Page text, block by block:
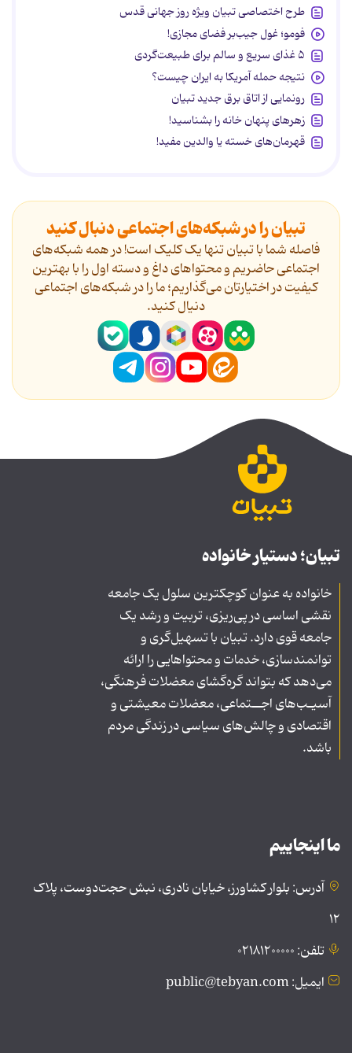
طرح اختصاصی تبیان ویژه روز جهانی قدس
فومو؛ غول جیب‌بر فضای مجازی!
۵ غذای سریع و سالم برای طبیعت‌گردی
نتیجه حمله آمریکا به ایران چیست؟
رونمایی از اتاق برق جدید تبیان
زهرهای پنهان خانه را بشناسید!
قهرمان‌های خسته یا والدین مفید!
تبیان را در شبکه‌های اجتماعی دنبال کنید
فاصله شما با تبیان تنها یک کلیک است! در همه شبکه‌های
اجتماعی حاضریم و محتواهای داغ و دسته اول را با بهترین
کیفیت در اختیارتان می‌گذاریم؛ ما را در شبکه‌های اجتماعی
دنیال کنید.
تبیان؛ دستیار خانواده
خانواده به عنوان کوچکترین سلول یک جامعه
نقشی اساسی در پی‌ریزی، تربیت و رشد یک
جامعه قوی دارد. تبیان با تسهیل‌گری و
توانمندسازی، خدمات و محتواهایی را ارائه
می‌دهد که بتواند گره‌گشای معضلات فرهنگی،
آسیـب‌های اجــتماعی، معضلات معیشتی و
اقتصادی و چالش‌های سیاسی در زندگی مردم
باشد.
ما اینجاییم
آدرس: بلوار کشاورز، خیابان نادری، نبش حجت‌دوست، پلاک
۱۲
تلفن: ۰۲۱۸۱۲۰۰۰۰۰
ایمیل: public@tebyan.com